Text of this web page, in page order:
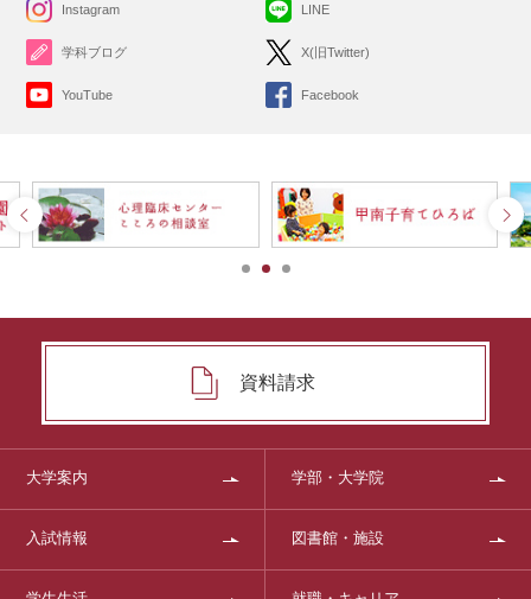
Instagram
学科ブログ
YouTube
LINE
X(旧Twitter)
Facebook
資料請求
大学案内 学部・大学院
入試情報 図書館・施設